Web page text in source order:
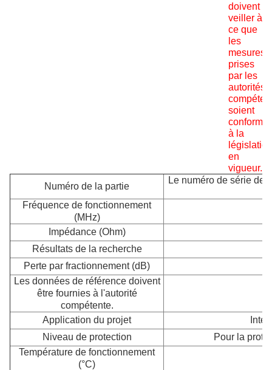
doivent
veiller à
ce que
les
mesures
prises
par les
autorités
soient
à la
législation
en
vigueur.
Numéro de la partie
Le numéro de série de
Fréquence de fonctionnement
(MHz)
Impédance (Ohm)
Résultats de la recherche
Perte par fractionnement (dB)
Les données de référence doivent
être fournies à l'autorité
compétente.
Application du projet
Niveau de protection
Pour la
Température de fonctionnement
(°C)